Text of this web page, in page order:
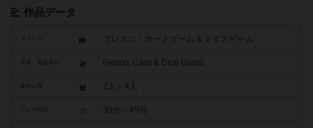
作品データ
タイトル フレスコ：カードゲーム＆ダイスゲーム
Fresco: Card & Dice Game
参加人数 2人～4人
30分～45分